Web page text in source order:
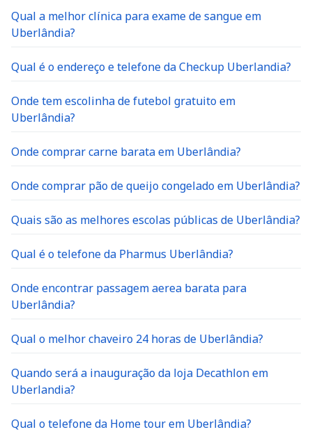
Qual a melhor clínica para exame de sangue em
Uberlândia?
Qual é o endereço e telefone da Checkup Uberlandia?
Onde tem escolinha de futebol gratuito em
Uberlândia?
Onde comprar carne barata em Uberlândia?
Onde comprar pão de queijo congelado em Uberlândia?
Quais são as melhores escolas públicas de Uberlândia?
Qual é o telefone da Pharmus Uberlândia?
Onde encontrar passagem aerea barata para
Uberlândia?
Qual o melhor chaveiro 24 horas de Uberlândia?
Quando será a inauguração da loja Decathlon em
Uberlandia?
Qual o telefone da Home tour em Uberlândia?